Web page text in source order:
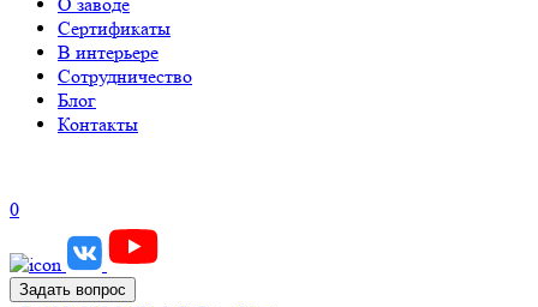
Сертификаты
В интерьере
Сотрудничество
Блог
Контакты
0
Задать вопрос